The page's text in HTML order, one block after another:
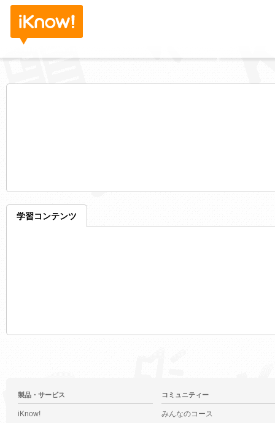
学習コンテンツ
製品・サービス
iKnow!
コミュニティー
みんなのコース